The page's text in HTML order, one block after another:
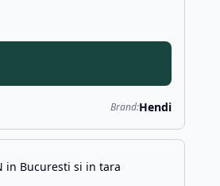
Brand:Hendi
in Bucuresti si in tara